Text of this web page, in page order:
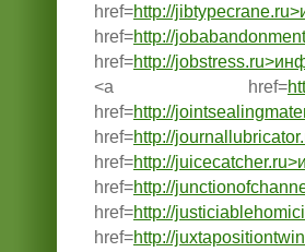
href=http://
href=http://
href=http://
<a href=
href=http://
href=http://
href=http://
href=http://
href=http://
href=http://